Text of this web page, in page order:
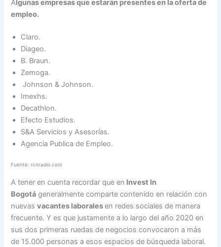
Algunas empresas que estarán presentes en la oferta de
empleo.
Claro.
Diageo.
B. Braun.
Zemoga.
Johnson & Johnson.
Imexhs.
Decathlon.
Efecto Estudios.
S&A Servicios y Asesorías.
Agencia Publica de Empleo.
Fuente: rcnradio.com
A tener en cuenta recordar que en Invest In
Bogotá generalmente comparte contenido en relación con
nuevasvacantes laboralesen redes sociales de manera
frecuente. Y es que justamente a lo largo del año 2020 en
sus dos primeras ruedas de negocios convocaron a más
de 15.000 personas a esos espacios de búsqueda laboral.